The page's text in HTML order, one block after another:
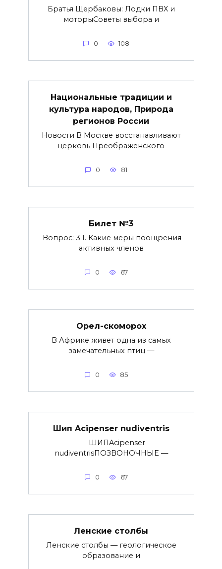
Братья Щербаковы: Лодки ПВХ и
моторыCоветы выбора и
0 108
Национальные традиции и
культура народов, Природа
регионов России
Новости В Москве восстанавливают
церковь Преображенского
0 81
Билет №3
Вопрос: 3.1. Какие меры поощрения
активных членов
0 67
Орел-скоморох
В Африке живет одна из самых
замечательных птиц —
0 85
Шип Acipenser nudiventris
ШИПAcipenser
nudiventrisПОЗВОНОЧНЫЕ —
0 67
Ленские столбы
Ленские столбы — геологическое
образование и